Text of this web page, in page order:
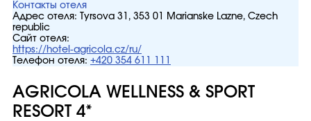
Контакты отеля
Адрес отеля:
Tyrsova 31, 353 01 Marianske Lazne, Czech
republic
Сайт отеля:
https://hotel-agricola.cz/ru/
Телефон отеля: +420 354 611 111
AGRICOLA WELLNESS & SPORT
RESORT 4*